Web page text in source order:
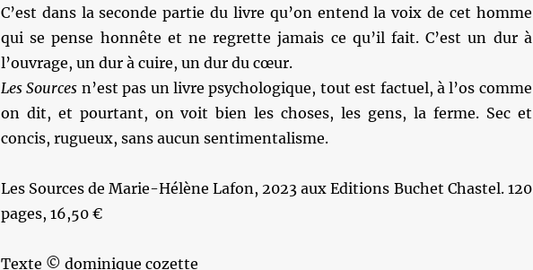
C’est dans la seconde partie du livre qu’on entend la voix de cet homme
qui se pense honnête et ne regrette jamais ce qu’il fait. C’est un dur à
l’ouvrage, un dur à cuire, un dur du cœur.
Les Sources n’est pas un livre psychologique, tout est factuel, à l’os comme
on dit, et pourtant, on voit bien les choses, les gens, la ferme. Sec et
concis, rugueux, sans aucun sentimentalisme.
Les Sources de Marie-Hélène Lafon, 2023 aux Editions Buchet Chastel. 120
pages, 16,50 €
Texte © dominique cozette